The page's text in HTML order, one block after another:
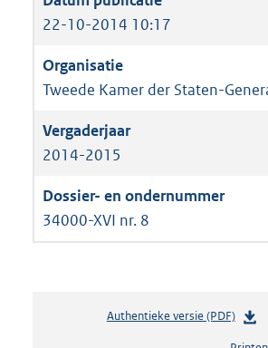
22-10-2014 10:17
Tweede Kamer der Staten-
2014-2015
34000-XVI nr. 8
Authentieke versie (PDF)b